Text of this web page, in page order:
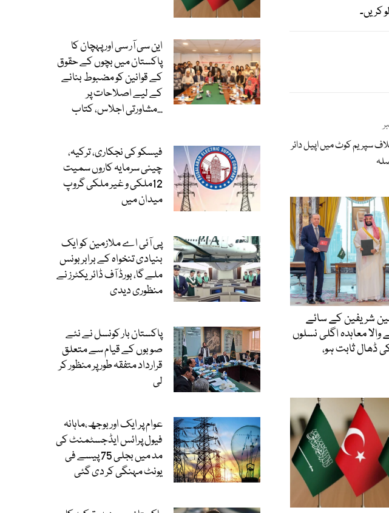
این سی آر سی اور پہچان کا
پاکستان میں بچوں کے حقوق
کے قوانین کو مضبوط بنانے
کے لیے اصلاحات پر
مشاورتی اجلاس، کتاب...
فیسکو کی نجکاری، ترکیہ،
چینی سرمایہ کاروں سمیت
12ملکی و غیر ملکی گروپ
میدان میں
پی آئی اے ملازمین کو ایک
بنیادی تنخواہ کے برابر بونس
ملے گا، بورڈ آف ڈائریکٹرز نے
منظوری دیدی
پاکستان بار کونسل نے نئے
صوبوں کے قیام سے متعلق
قرارداد متفقہ طور پر منظور کر
لی
عوام پر ایک اور بوجھ،ماہانہ
فیول پرائس ایڈجسٹمنٹ کی
مد میں بجلی 75 پیسے فی
یونٹ مہنگی کر دی گئی
کریں۔
سپریم کوٹ میں اپیل دائر
شریفین کے سائے
معاہدہ اگلی نسلوں
ڈھال ثابت ہو،